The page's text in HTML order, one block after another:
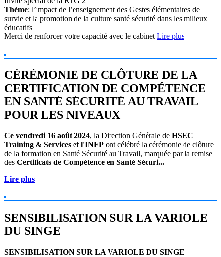
Thème: l’impact de l’enseignement des Gestes élémentaires de
survie et la promotion de la culture santé sécurité dans les milieux
éducatifs
Merci de renforcer votre capacité avec le cabinetLire plus
CÉRÉMONIE DE CLÔTURE DE LA
CERTIFICATION DE COMPÉTENCE
EN SANTÉ SÉCURITÉ AU TRAVAIL
POUR LES NIVEAUX
Ce vendredi 16 août 2024, la Direction Générale de HSEC
Training & Services et l'INFP ont célébré la cérémonie de clôture
de la formation en Santé Sécurité au Travail, marquée par la remise
des Certificats de Compétence en Santé Sécuri...
Lire plus
SENSIBILISATION SUR LA VARIOLE
DU SINGE
SENSIBILISATION SUR LA VARIOLE DU SINGE